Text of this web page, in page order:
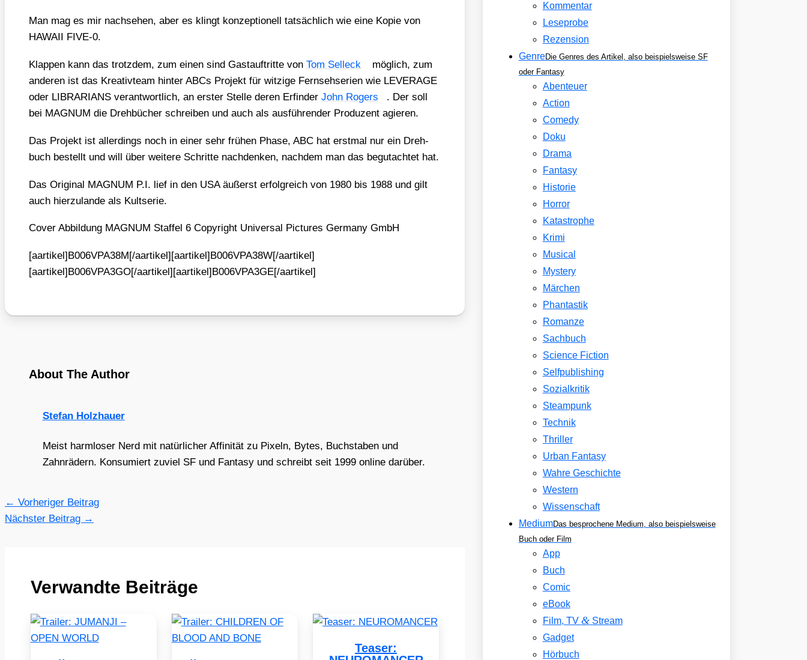
Man mag es mir nach­se­hen, aber es klingt kon­zep­tio­nell tat­säch­lich wie eine Kopie von
HAWAII FIVE‑0.
Klap­pen kann das trotz­dem, zum einen sind Gast­auf­trit­te von Tom Selleck
mög­lich, zum
ande­ren ist das Krea­tiv­team hin­ter ABCs Pro­jekt für wit­zi­ge Fern­seh­se­ri­en wie LEVERAGE
oder LIBRARIANS ver­ant­wort­lich, an ers­ter Stel­le deren Erfin­der John Rogers
. Der soll
bei MAGNUM die Dreh­bü­cher schrei­ben und auch als aus­füh­ren­der Pro­du­zent agie­ren.
Das Pro­jekt ist aller­dings noch in einer sehr frü­hen Pha­se, ABC hat erst­mal nur ein Dreh­
buch bestellt und will über wei­te­re Schrit­te nach­den­ken, nach­dem man das begut­ach­tet hat.
Das Ori­gi­nal MAGNUM P.I. lief in den USA äußerst erfolg­reich von 1980 bis 1988 und gilt
auch hier­zu­lan­de als Kult­se­rie.
Cover Abbil­dung MAGNUM Staf­fel 6 Copy­right Uni­ver­sal Pic­tures Ger­ma­ny GmbH
[aartikel]B006VPA38M[/aartikel][aartikel]B006VPA38W[/aartikel]
[aartikel]B006VPA3GO[/aartikel][aartikel]B006VPA3GE[/aartikel]
About The Author
Stefan Holzhauer
Meist harmloser Nerd mit natürlicher Affinität zu Pixeln, Bytes, Buchstaben und
Zahnrädern. Konsumiert zuviel SF und Fantasy und schreibt seit 1999 online darüber.
← Vorheriger Beitrag
Nächster Beitrag →
Verwandte Beiträge
Teaser:
Kommentar
Leseprobe
Rezension
GenreDie Genres des Artikel, also beispielsweise SF
oder Fantasy
Abenteuer
Action
Comedy
Doku
Drama
Fantasy
Historie
Horror
Katastrophe
Krimi
Musical
Mystery
Märchen
Phantastik
Romanze
Sachbuch
Science Fiction
Selfpublishing
Sozialkritik
Steampunk
Technik
Thriller
Urban Fantasy
Wahre Geschichte
Western
Wissenschaft
MediumDas besprochene Medium, also beispielsweise
Buch oder Film
App
Buch
Comic
eBook
Film, TV &Stream
Gadget
Hörbuch